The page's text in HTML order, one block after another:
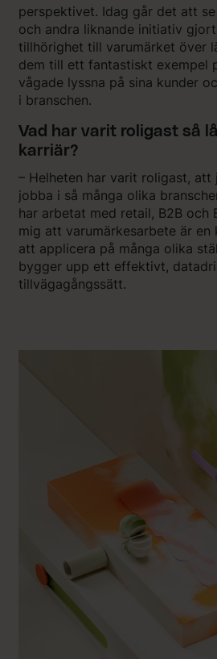
perspektivet. Idag går det att
och andra liknande initiativ
tillhörighet till varumärket över
dem till ett fantastiskt exempel
vågade lyssna på sina kunder
i branschen.
Vad har varit roligast så
karriär?
– Helheten har varit roligast,
jobba i så många olika
har arbetat med retail, B2B och
mig att varumärkesarbete är en
att applicera på många olika
bygger upp ett effektivt,
tillvägagångssätt.